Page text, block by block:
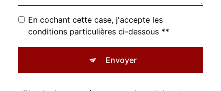
En cochant cette case, j'accepte les
conditions particulières ci-dessous **
Envoyer